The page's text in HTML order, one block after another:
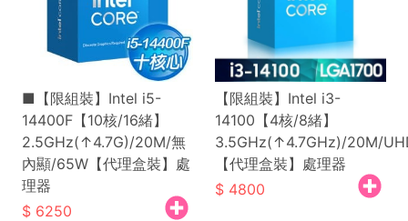
■【限組裝】Intel i5-
14400F【10核/16緒】
2.5GHz(↑4.7G)/20M/無
內顯/65W【代理盒裝】處
理器
6250
【限組裝】Intel i3-
14100【4核/8緒】
3.5GHz(↑4.7GHz)/20M/
【代理盒裝】處理器
4800